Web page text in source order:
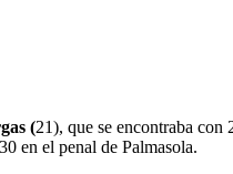
(21), que se encontraba con
en el penal de Palmasola.